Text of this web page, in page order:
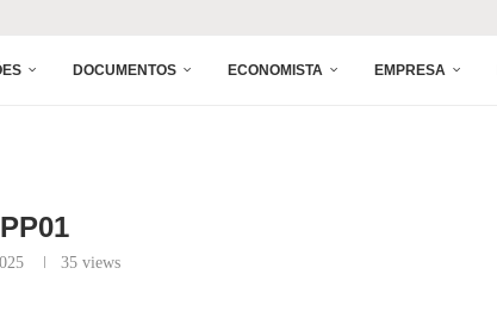
DOCUMENTOS ECONOMISTA EMPRESA
PP01
35views